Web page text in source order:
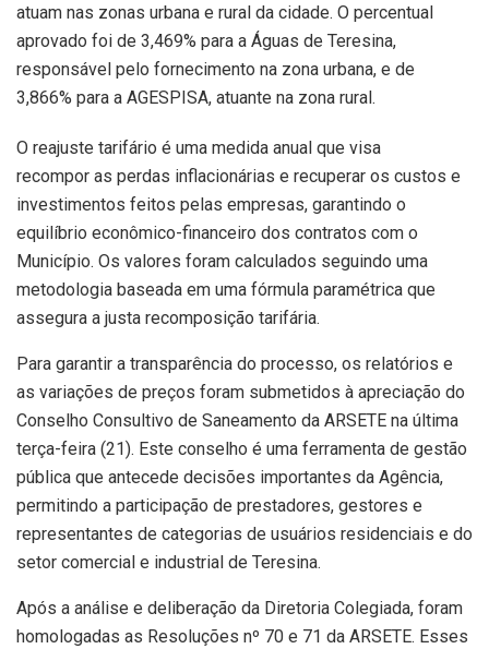
atuam nas zonas urbana e rural da cidade. O percentual
aprovado foi de 3,469% para a Águas de Teresina,
responsável pelo fornecimento na zona urbana, e de
3,866% para a AGESPISA, atuante na zona rural.
O reajuste tarifário é uma medida anual que visa
recompor as perdas inflacionárias e recuperar os custos e
investimentos feitos pelas empresas, garantindo o
equilíbrio econômico-financeiro dos contratos com o
Município. Os valores foram calculados seguindo uma
metodologia baseada em uma fórmula paramétrica que
assegura a justa recomposição tarifária.
Para garantir a transparência do processo, os relatórios e
as variações de preços foram submetidos à apreciação do
Conselho Consultivo de Saneamento da ARSETE na última
terça-feira (21). Este conselho é uma ferramenta de gestão
pública que antecede decisões importantes da Agência,
permitindo a participação de prestadores, gestores e
representantes de categorias de usuários residenciais e do
setor comercial e industrial de Teresina.
Após a análise e deliberação da Diretoria Colegiada, foram
homologadas as Resoluções nº 70 e 71 da ARSETE. Esses